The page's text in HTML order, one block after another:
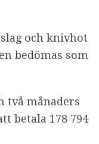
och knivhot
bedömas som
två månaders
betala 178 794